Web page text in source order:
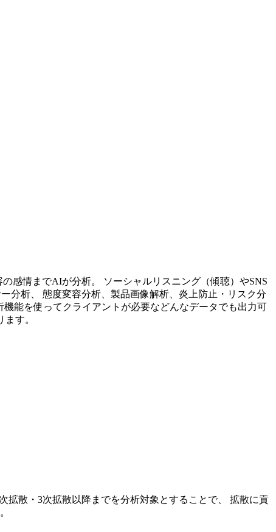
感情までAIが分析。 ソーシャルリスニング（傾聴）やSNS
分析、 態度変容分析、製品画像解析、炎上防止・リスク分
能を使ってクライアントが必要などんなデータでも出力可
す。
拡散・3次拡散以降までを分析対象とすることで、 拡散に貢